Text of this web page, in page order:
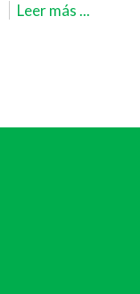
Leer más ...